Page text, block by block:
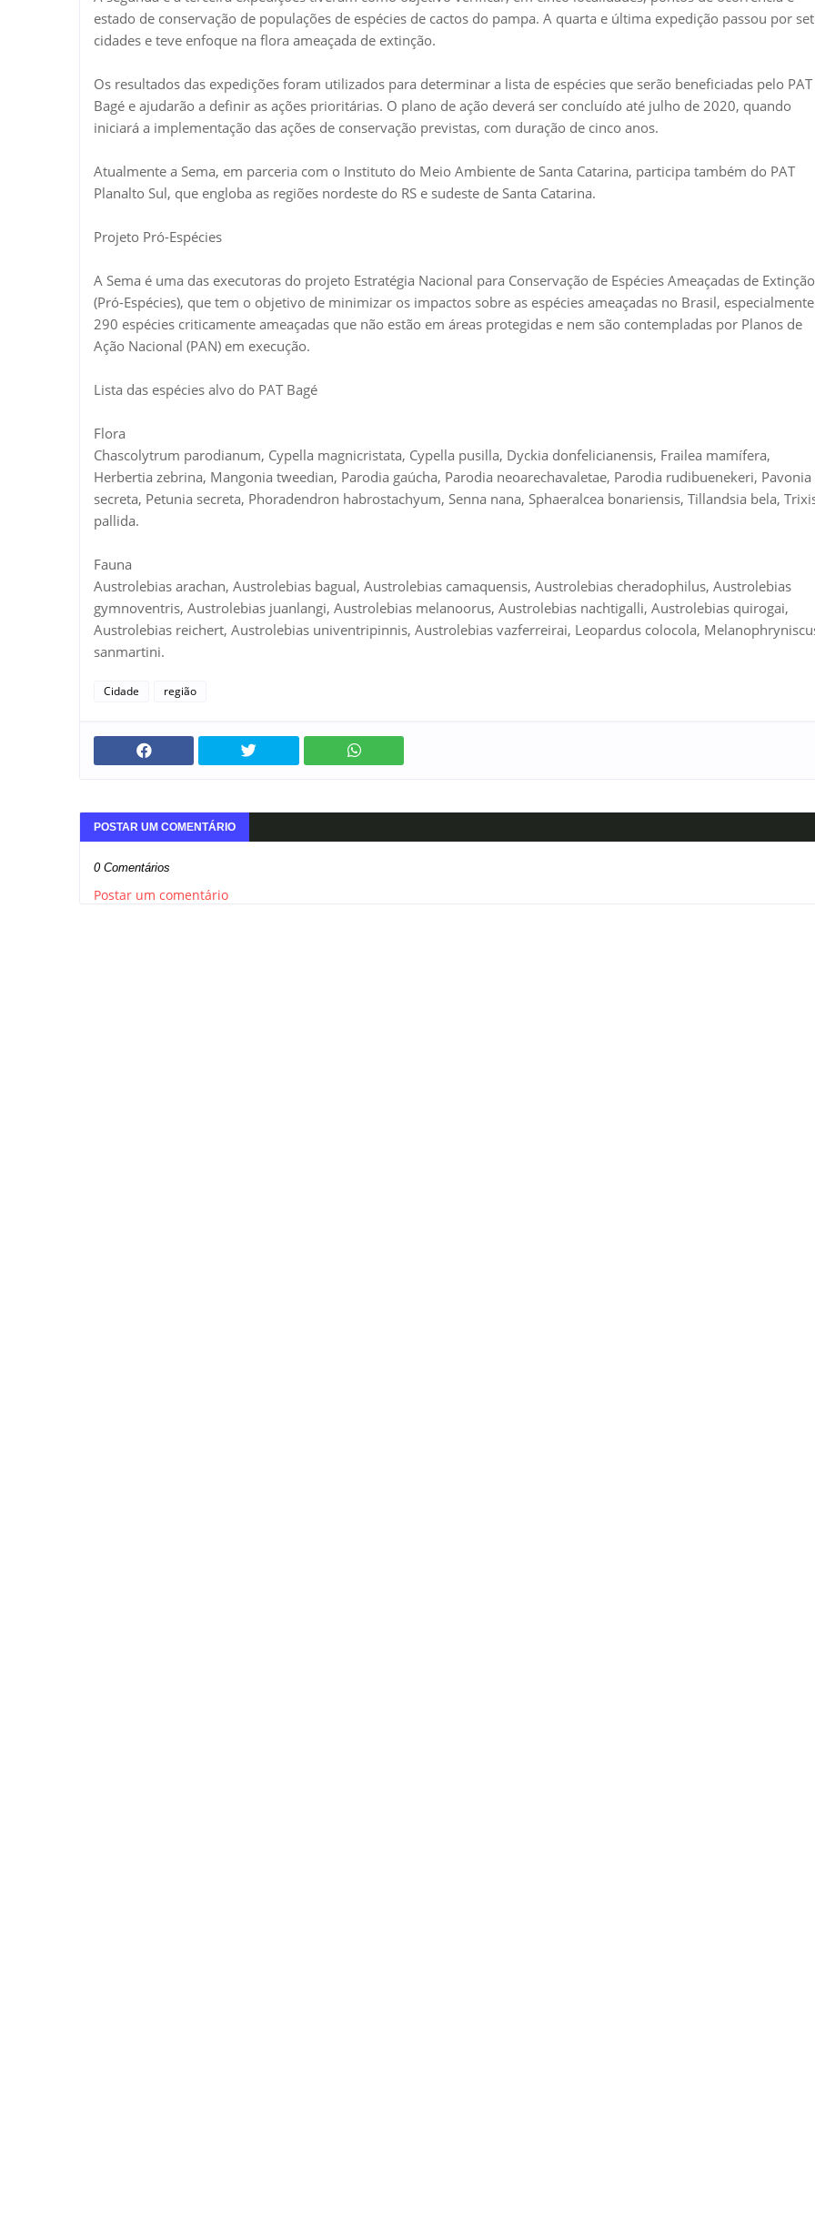
estado de conservação de populações de espécies de cactos do pampa. A quarta e última expedição passou por
cidades e teve enfoque na flora ameaçada de extinção.
Os resultados das expedições foram utilizados para determinar a lista de espécies que serão beneficiadas pelo PAT
Bagé e ajudarão a definir as ações prioritárias. O plano de ação deverá ser concluído até julho de 2020, quando
iniciará a implementação das ações de conservação previstas, com duração de cinco anos.
Atualmente a Sema, em parceria com o Instituto do Meio Ambiente de Santa Catarina, participa também do PAT
Planalto Sul, que engloba as regiões nordeste do RS e sudeste de Santa Catarina.
Projeto Pró-Espécies
A Sema é uma das executoras do projeto Estratégia Nacional para Conservação de Espécies Ameaçadas de Extinção
(Pró-Espécies), que tem o objetivo de minimizar os impactos sobre as espécies ameaçadas no Brasil, especialmente
290 espécies criticamente ameaçadas que não estão em áreas protegidas e nem são contempladas por Planos de
Ação Nacional (PAN) em execução.
Lista das espécies alvo do PAT Bagé
Flora
Chascolytrum parodianum, Cypella magnicristata, Cypella pusilla, Dyckia donfelicianensis, Frailea mamífera,
Herbertia zebrina, Mangonia tweedian, Parodia gaúcha, Parodia neoarechavaletae, Parodia rudibuenekeri, Pavonia
secreta, Petunia secreta, Phoradendron habrostachyum, Senna nana, Sphaeralcea bonariensis, Tillandsia bela,
pallida.
Fauna
Austrolebias arachan, Austrolebias bagual, Austrolebias camaquensis, Austrolebias cheradophilus, Austrolebias
gymnoventris, Austrolebias juanlangi, Austrolebias melanoorus, Austrolebias nachtigalli, Austrolebias quirogai,
Austrolebias reichert, Austrolebias univentripinnis, Austrolebias vazferreirai, Leopardus colocola,
sanmartini.
Cidade região
POSTAR UM COMENTÁRIO
0 Comentários
Postar um comentário